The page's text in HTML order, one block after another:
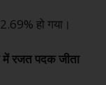
हो गया।
में रजत पदक जीता